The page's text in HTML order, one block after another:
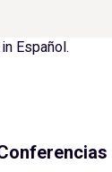
Español.